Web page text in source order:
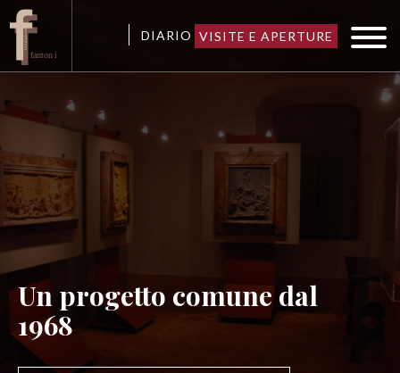
DIARIO VISITE E APERTURE
Un progetto comune dal
1968